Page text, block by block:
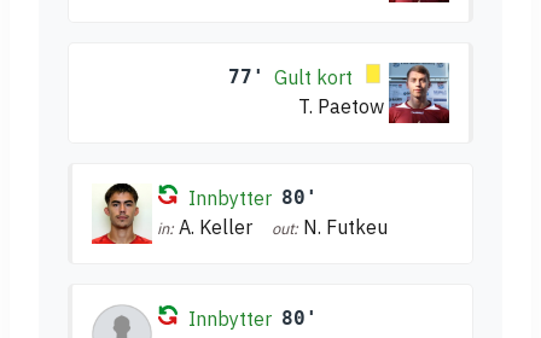
77'
Gult kort
T. Paetow
Innbytter 80'
in: A. Keller out: N. Futkeu
Innbytter 80'